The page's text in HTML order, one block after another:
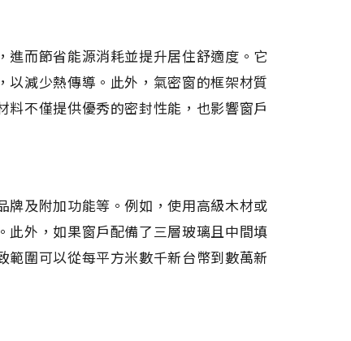
而節省能源消耗並提升居住舒適度。它
減少熱傳導。此外，氣密窗的框架材質
不僅提供優秀的密封性能，也影響窗戶
牌及附加功能等。例如，使用高級木材或
外，如果窗戶配備了三層玻璃且中間填
圍可以從每平方米數千新台幣到數萬新